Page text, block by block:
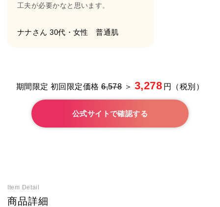
工夫が必要かなと思います。
ナナさん 30代・女性 普通肌
期間限定 初回限定価格6,578＞ 3,278 円（税別）
公式サイトで確認する
Item Detail
商品詳細